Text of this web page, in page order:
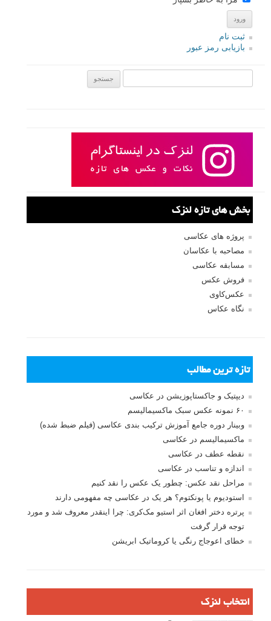
ثبت نام
بازیابی رمز عبور
بخش های تازه لنزک
پروژه های عکاسی
مصاحبه با عکاسان
مسابقه عکاسی
فروش عکس
عکس‌کاوی
نگاه عکاس
تازه ترین مطالب
دیپتیک و جاکستا‌پوزیشن در عکاسی
۶۰ نمونه عکس سبک ماکسیمالیسم
وبینار دوره جامع آموزش ترکیب بندی عکاسی (فیلم ضبط شده)
ماکسیمالیسم در عکاسی
نقطه عطف در عکاسی
اندازه و تناسب در عکاسی
مراحل نقد عکس: چطور یک عکس را نقد کنیم
استودیوم یا پونکتوم؟ هر یک در عکاسی چه مفهومی دارند
پرتره دختر افغان اثر استیو مک‌کری: چرا اینقدر معروف شد و مورد
توجه قرار گرفت
خطای اعوجاج رنگی یا کروماتیک ابریشن
انتخاب لنزک